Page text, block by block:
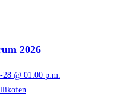
2026
@ 01:00 p.m.